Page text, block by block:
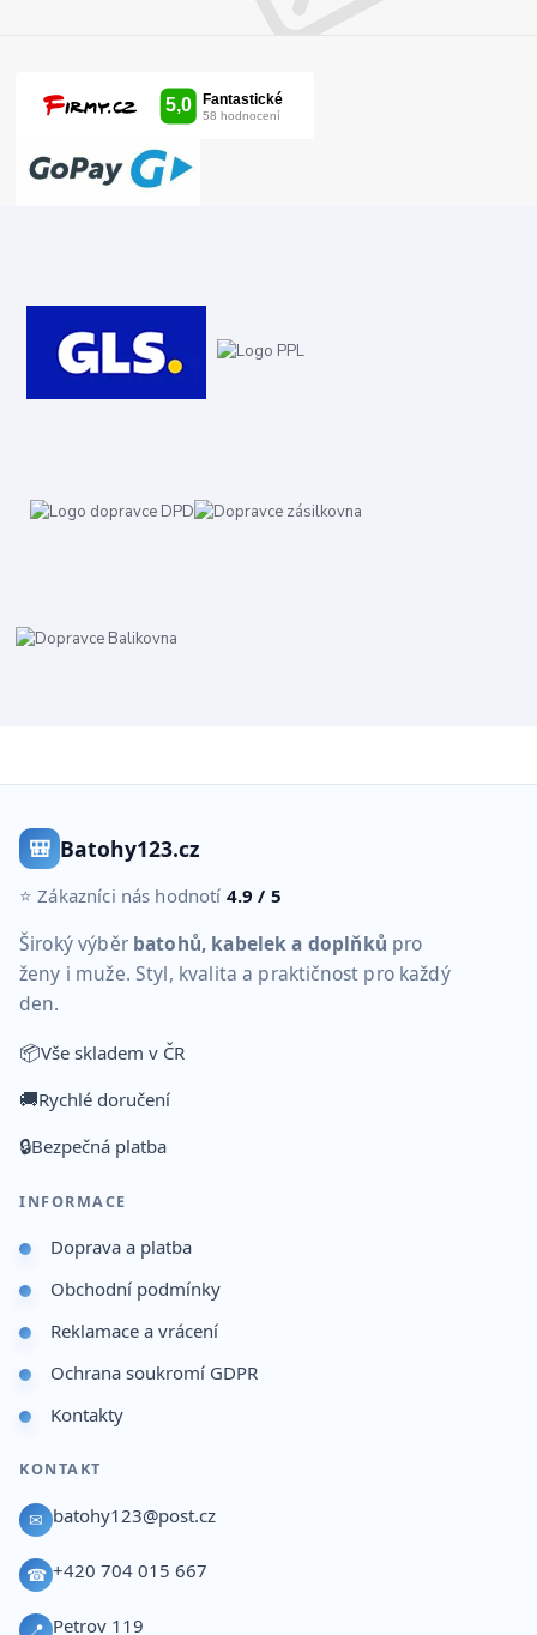
🎒 Batohy123.cz
⭐ Zákazníci nás hodnotí 4.9 / 5
Široký výběr batohů, kabelek a doplňků pro
ženy i muže. Styl, kvalita a praktičnost pro každý
den.
📦Vše skladem v ČR
🚚Rychlé doručení
🔒Bezpečná platba
INFORMACE
Doprava a platba
Obchodní podmínky
Reklamace a vrácení
Ochrana soukromí GDPR
Kontakty
KONTAKT
✉ batohy123@post.cz
☎ +420 704 015 667
📍 Petrov 119